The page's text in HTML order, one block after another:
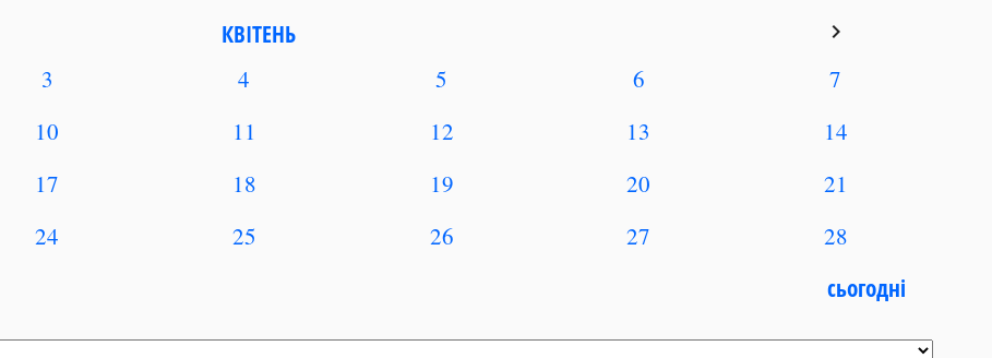
КВІТЕНЬ keyboard_arrow_right
3 4 5 6
7
10 11 12 13
14
17 18 19 20
21
24 25 26 27
28
сьогодні